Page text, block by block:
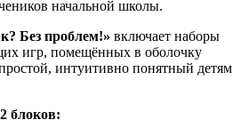
начальной школы.
Без проблем!» включает наборы
игр, помещённых в оболочку
интуитивно понятный детям
блоков: